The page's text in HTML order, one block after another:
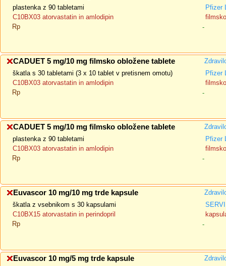
plastenka z 90 tabletami
Pfizer
C10BX03 atorvastatin in amlodipin
Rp
-
CADUET 5 mg/10 mg filmsko obložene tablete
škatla s 30 tabletami (3 x 10 tablet v pretisnem omotu)
Pfizer
C10BX03 atorvastatin in amlodipin
Rp
-
CADUET 5 mg/10 mg filmsko obložene tablete
plastenka z 90 tabletami
Pfizer
C10BX03 atorvastatin in amlodipin
Rp
-
Euvascor 10 mg/10 mg trde kapsule
škatla z vsebnikom s 30 kapsulami
C10BX15 atorvastatin in perindopril
Rp
-
Euvascor 10 mg/5 mg trde kapsule